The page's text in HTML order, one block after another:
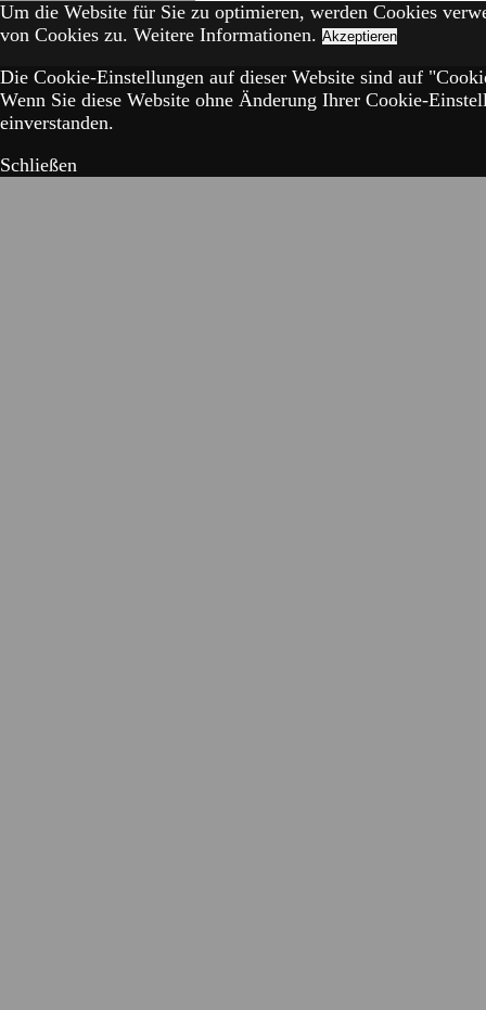
Um die Website für Sie zu optimieren, werden Cookies
von Cookies zu. Weitere Informationen. Akzeptieren
Die Cookie-Einstellungen auf dieser Website sind auf
Wenn Sie diese Website ohne Änderung Ihrer Cookie-
einverstanden.
Schließen